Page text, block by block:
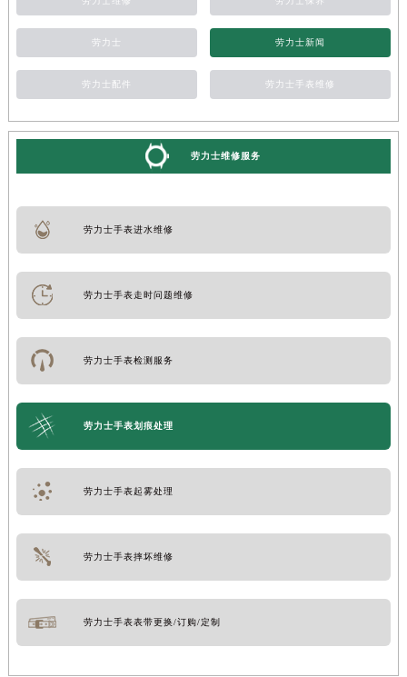
劳力士 劳力士新闻
劳力士配件 劳力士手表维修
劳力士维修服务
劳力士手表进水维修
劳力士手表走时问题维修
劳力士手表检测服务
劳力士手表划痕处理
劳力士手表起雾处理
劳力士手表摔坏维修
劳力士手表表带更换/订购/定制